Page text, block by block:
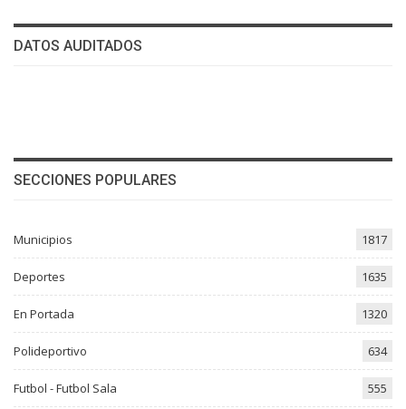
DATOS AUDITADOS
SECCIONES POPULARES
Municipios 1817
Deportes 1635
En Portada 1320
Polideportivo 634
Futbol - Futbol Sala 555